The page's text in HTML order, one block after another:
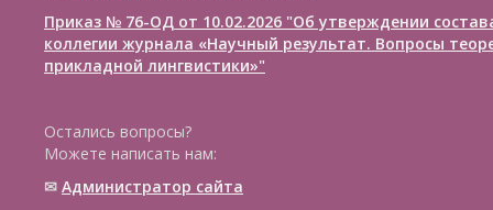
Приказ № 76-ОД от 10.02.2026 "Об утверждении
коллегии журнала «Научный результат. Вопросы
прикладной лингвистики»"
Остались вопросы?
Можете написать нам:
✉ Администратор сайта